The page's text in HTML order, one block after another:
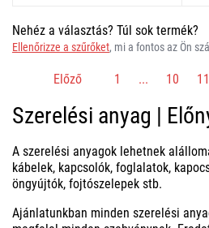
Nehéz a választás? Túl sok termék?
Ellenőrizze a szűrőket, mi a fontos az Ön
Előző 1 ... 10 11
Szerelési anyag |
A szerelési anyagok lehetnek
kábelek, kapcsolók, foglalatok,
öngyújtók, fojtószelepek stb.
Ajánlatunkban minden szerelési